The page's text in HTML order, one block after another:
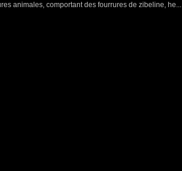
animales, comportant des fourrures de zibeline, he...